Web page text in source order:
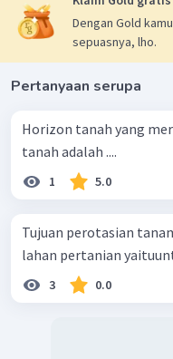
Dengan Gold
sepuasnya, lho.
Pertanyaan serupa
Horizon tanah yang
tanah adalah ....
1 5.0
Tujuan perotasian
lahan pertanian
3 0.0